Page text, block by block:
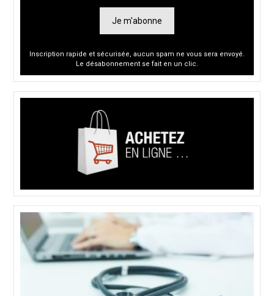
Je m'abonne
Inscription rapide et sécurisée, aucun spam ne vous sera envoyé.
Le désabonnement se fait en un clic.